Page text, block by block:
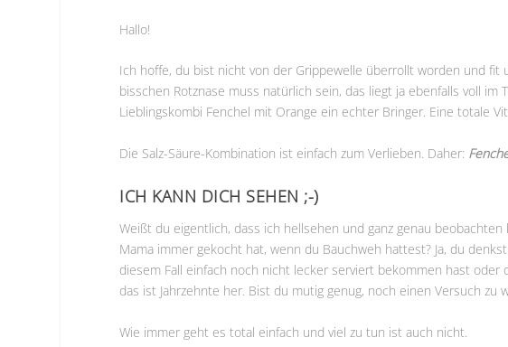
Hallo!
Ich hoffe, du bist nicht von der Grippewelle überrollt worden und
bisschen Rotznase muss natürlich sein, das liegt ja ebenfalls voll
Lieblingskombi Fenchel mit Orange ein echter Bringer. Eine totale
Die Salz-Säure-Kombination ist einfach zum Verlieben. Daher:
ICH KANN DICH SEHEN ;-)
Weißt du eigentlich, dass ich hellsehen und ganz genau
Mama immer gekocht hat, wenn du Bauchweh hattest? Ja, du
diesem Fall einfach noch nicht lecker serviert bekommen hast
das ist Jahrzehnte her. Bist du mutig genug, noch einen Versuch zu
Wie immer geht es total einfach und viel zu tun ist auch nicht.